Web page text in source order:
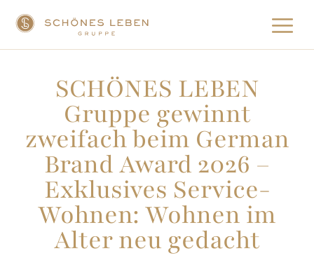
SCHÖNES LEBEN
Gruppe gewinnt
zweifach beim German
Brand Award 2026 –
Exklusives Service-
Wohnen: Wohnen im
Alter neu gedacht